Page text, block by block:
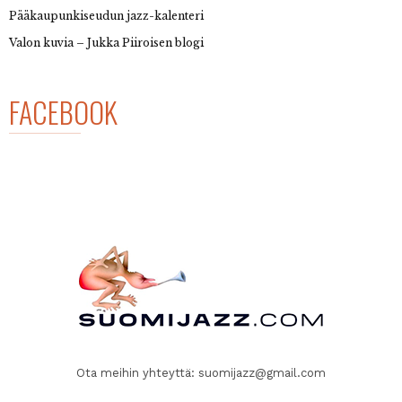
Pääkaupunkiseudun jazz-kalenteri
Valon kuvia – Jukka Piiroisen blogi
FACEBOOK
Ota meihin yhteyttä: suomijazz@gmail.com